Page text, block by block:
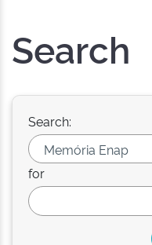
Search
Search:
for